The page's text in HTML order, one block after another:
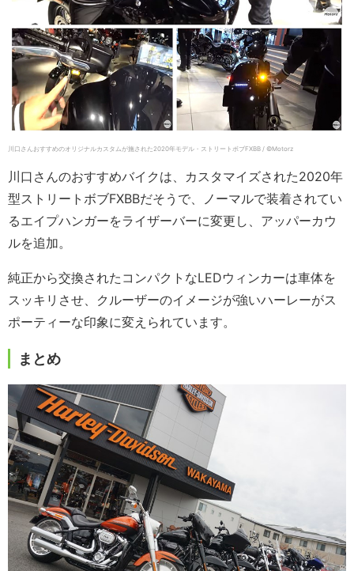
川口さんおすすめのオリジナルカスタムが施された2020年モデル・ストリートボブFXBB / ©Motorz
川口さんのおすすめバイクは、カスタマイズされた2020年
型ストリートボブFXBBだそうで、ノーマルで装着されてい
るエイプハンガーをライザーバーに変更し、アッパーカウ
ルを追加。
純正から交換されたコンパクトなLEDウィンカーは車体を
スッキリさせ、クルーザーのイメージが強いハーレーがス
ポーティーな印象に変えられています。
まとめ